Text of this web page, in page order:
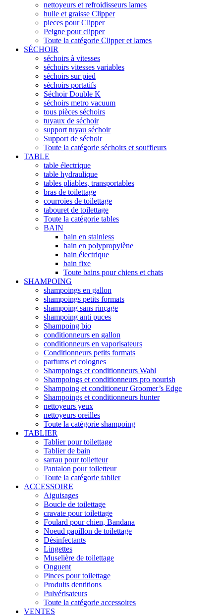
nettoyeurs et refroidisseurs lames
huile et graisse Clipper
pieces pour Clipper
Peigne pour clipper
Toute la catégorie Clipper et lames
SÉCHOIR
séchoirs à vitesses
séchoirs vitesses variables
séchoirs sur pied
séchoirs portatifs
Séchoir Double K
séchoirs metro vacuum
tous pièces séchoirs
tuyaux de séchoir
support tuyau séchoir
Support de séchoir
Toute la catégorie séchoirs et souffleurs
TABLE
table électrique
table hydraulique
tables pliables, transportables
bras de toilettage
courroies de toilettage
tabouret de toilettage
Toute la catégorie tables
BAIN
bain en stainless
bain en polypropylène
bain électrique
bain fixe
Toute bains pour chiens et chats
SHAMPOING
shampoings en gallon
shampoings petits formats
shampoing sans rinçage
shampoing anti puces
Shampoing bio
conditionneurs en gallon
conditionneurs en vaporisateurs
Conditionneurs petits formats
parfums et colognes
Shampoings et conditionneurs Wahl
Shampoings et conditionneurs pro nourish
Shampoing et conditioneur Groomer’s Edge
Shampoings et conditionneurs hunter
nettoyeurs yeux
nettoyeurs oreilles
Toute la catégorie shampoing
TABLIER
Tablier pour toilettage
Tablier de bain
sarrau pour toiletteur
Pantalon pour toiletteur
Toute la catégorie tablier
ACCESSOIRE
Aiguisages
Boucle de toilettage
cravate pour toilettage
Foulard pour chien, Bandana
Noeud papillon de toilettage
Désinfectants
Lingettes
Muselière de toilettage
Onguent
Pinces pour toilettage
Produits dentitions
Pulvérisateurs
Toute la catégorie accessoires
VENTES